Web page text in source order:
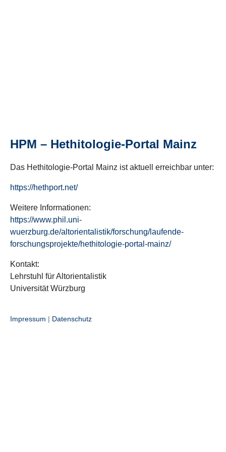
HPM – Hethitologie-Portal Mainz
Das Hethitologie-Portal Mainz ist aktuell erreichbar unter:
https://hethport.net/
Weitere Informationen:
https://www.phil.uni-
wuerzburg.de/altorientalistik/forschung/laufende-
forschungsprojekte/hethitologie-portal-mainz/
Kontakt:
Lehrstuhl für Altorientalistik
Universität Würzburg
Impressum | Datenschutz